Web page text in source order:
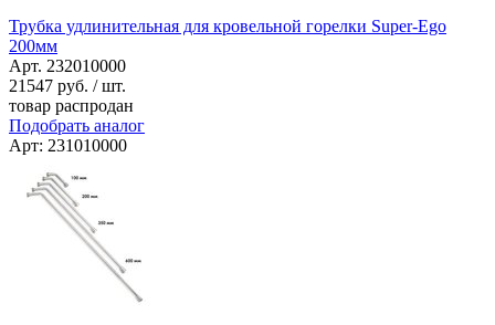
Трубка удлинительная для кровельной горелки Super-Ego
200мм
Арт. 232010000
21547 руб. / шт.
товар распродан
Подобрать аналог
Арт: 231010000